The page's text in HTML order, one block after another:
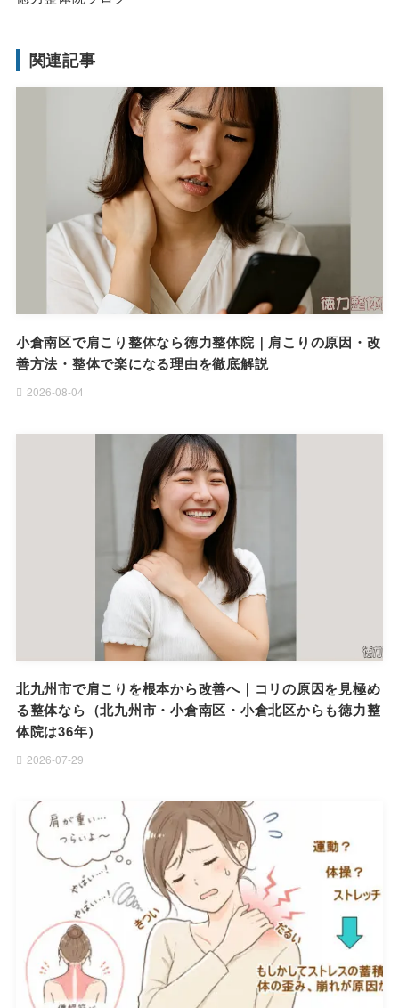
関連記事
小倉南区で肩こり整体なら徳力整体院｜肩こりの原因・改
善方法・整体で楽になる理由を徹底解説
2026-08-04
北九州市で肩こりを根本から改善へ｜コリの原因を見極め
る整体なら（北九州市・小倉南区・小倉北区からも徳力整
体院は36年）
2026-07-29